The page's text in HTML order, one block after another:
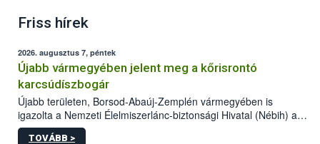
Friss hírek
2026. augusztus 7, péntek
Újabb vármegyében jelent meg a kőrisrontó
karcsúdíszbogár
Újabb területen, Borsod-Abaúj-Zemplén vármegyében is
igazolta a Nemzeti Élelmiszerlánc-biztonsági Hivatal (Nébih) a
kőrisrontó karcsúdíszbogár (Agrilus planipennis) jelenlétét. A
TOVÁBB >